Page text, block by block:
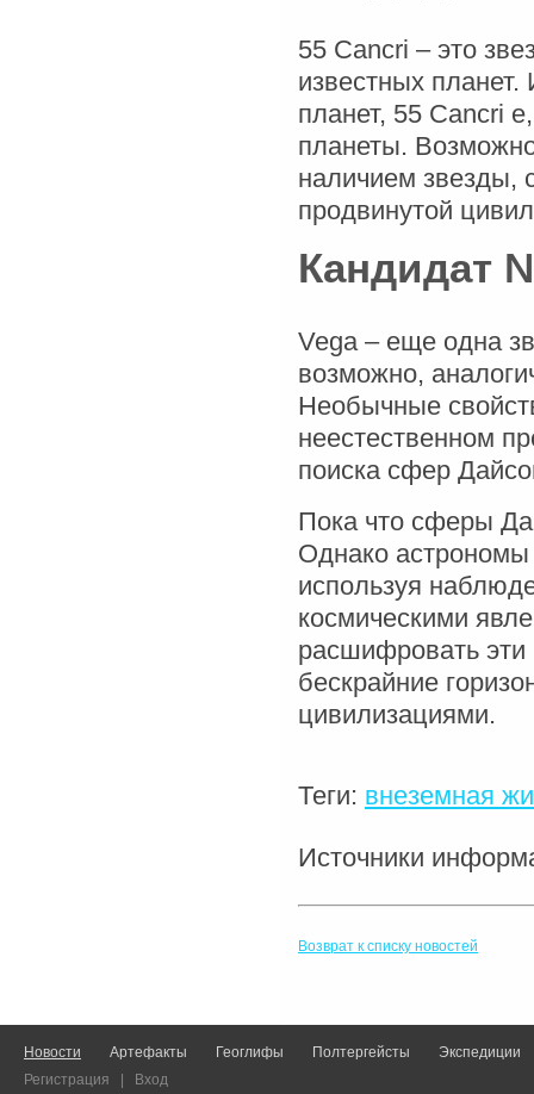
55 Cancri – это
известных планет.
планет, 55 Cancri
планеты.
наличием звезды,
продвинутой
Кандидат
Vega – еще одна
возможно,
Необычные
неестественном
поиска сфер
Пока что сферы
Однако
используя
космическими
расшифровать эти
бескрайние
цивилизациями.
Теги: внеземная
Источники
Возврат к списку новостей
Новости Артефакты Геоглифы Полтергейсты
Экспедиции
Регистрация
Вход